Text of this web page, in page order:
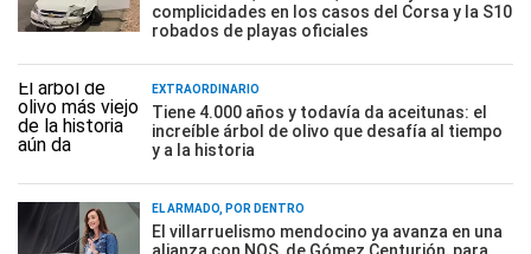
complicidades en los casos del Corsa y la S10
robados de playas oficiales
EXTRAORDINARIO
Tiene 4.000 años y todavía da aceitunas: el
increíble árbol de olivo que desafía al tiempo
y a la historia
EL ARMADO, POR DENTRO
El villarruelismo mendocino ya avanza en una